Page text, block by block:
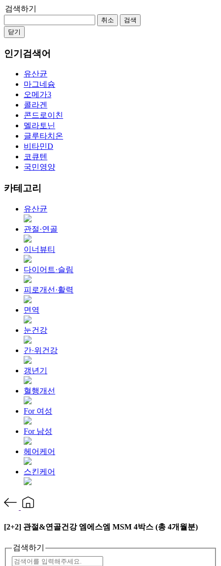
검색하기
취소
검색
닫기
인기검색어
유산균
마그네슘
오메가3
콜라겐
콘드로이친
멜라토닌
글루타치온
비타민D
코큐텐
국민영양
카테고리
유산균
관절·연골
이너뷰티
다이어트·슬림
피로개선·활력
면역
눈건강
간·위건강
갱년기
혈행개선
For 여성
For 남성
헤어케어
스킨케어
[2+2] 관절&연골건강 엠에스엠 MSM 4박스 (총 4개월분)
검색하기